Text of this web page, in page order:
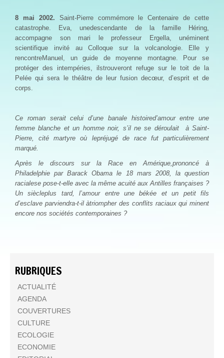
8 mai 2002. Saint-Pierre commémore le Centenaire de cette
catastrophe. Eva, unedescendante de la famille Héring,
accompagne son mari le professeur Ergella, unéminent
scientifique invité au Colloque sur la volcanologie. Elle y
rencontreManuel, un guide de moyenne montagne. Pour se
protéger des intempéries, ilstrouveront refuge sur le toit de la
Pelée qui sera le théâtre de leur fusion decœur, d’esprit et de
corps.
Ce roman serait celui d’une banale histoired’amour entre une
femme blanche et un homme noir, s’il ne se déroulait
à Saint-
Pierre, cité martyre où lepréjugé de race fut particulièrement
marqué.
Après le discours sur la Race en Amérique,prononcé à
Philadelphie par Barack Obama le 18 mars 2008, la question
racialese pose-t-elle avec la même acuité aux Antilles françaises ?
Un siècleplus tard, l’amour entre une békée et un petit fils
d’esclave parviendra-t-il àtriompher des conflits raciaux qui minent
encore nos sociétés contemporaines ?
RUBRIQUES
ACTUALITÉ
AGENDA
COUVERTURES
CULTURE
ECOLOGIE
ECONOMIE